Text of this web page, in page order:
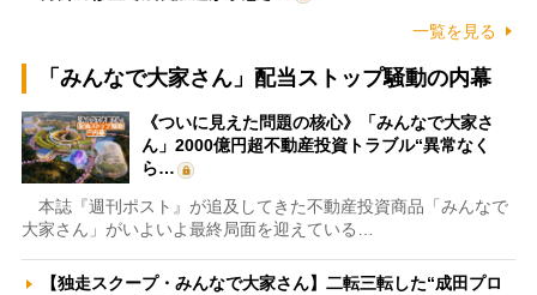
一覧を見る
「みんなで大家さん」配当ストップ騒動の内幕
《ついに見えた問題の核心》「みんなで大家さ
ん」2000億円超不動産投資トラブル“異常なく
ら…
本誌『週刊ポスト』が追及してきた不動産投資商品「みんなで
大家さん」がいよいよ最終局面を迎えている…
【独走スクープ・みんなで大家さん】二転三転した“成田プロ